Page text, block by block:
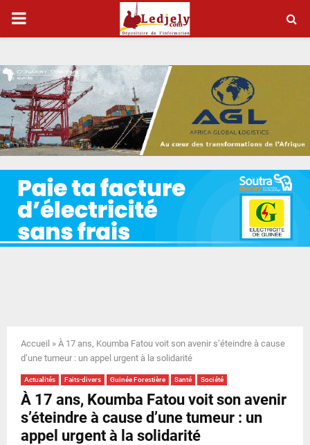
P
I
M
A
R
Y
N
Accueil » À 17 ans, Koumba Fatou voit son avenir s’éteindre à cause
d’une tumeur : un appel urgent à la solidarité
Actualités Faits-divers Guinée Forestière Santé Société
À 17 ans, Koumba Fatou voit son avenir
s’éteindre à cause d’une tumeur : un
appel urgent à la solidarité